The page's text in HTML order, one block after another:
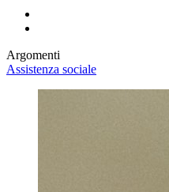
Argomenti
Assistenza sociale